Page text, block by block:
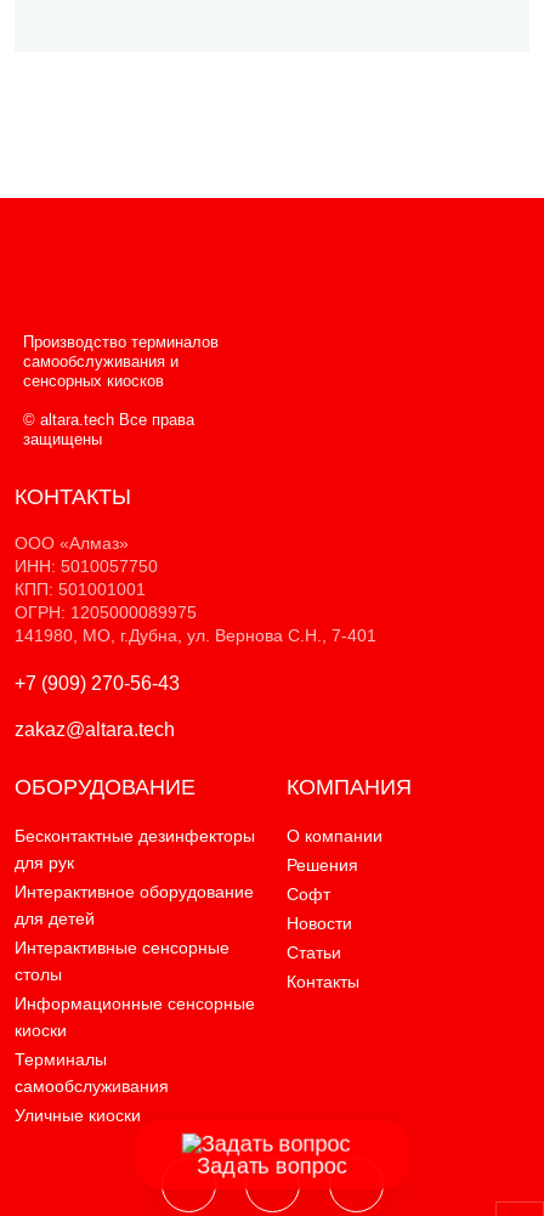
Производство терминалов
самообслуживания и
сенсорных киосков
© altara.tech Все права
защищены
ОБОРУДОВАНИЕ
Бесконтактные дезинфекторы
для рук
Интерактивное оборудование
для детей
Интерактивные сенсорные
столы
Информационные сенсорные
киоски
Терминалы
самообслуживания
Уличные киоски
КОМПАНИЯ
О компании
Решения
Софт
Новости
Статьи
Контакты
КОНТАКТЫ
ООО «Алмаз»
ИНН: 5010057750
КПП: 501001001
ОГРН: 1205000089975
141980, МО, г.Дубна, ул. Вернова С.Н., 7-401
+7 (909) 270-56-43
zakaz@altara.tech
Задать вопрос